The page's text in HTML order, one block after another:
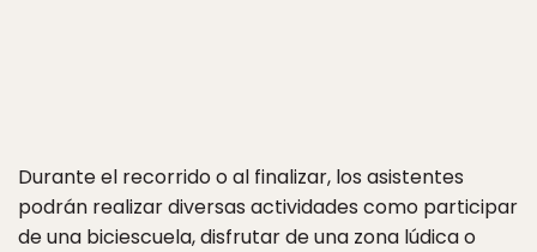
Durante el recorrido o al finalizar, los asistentes
podrán realizar diversas actividades como participar
de una biciescuela, disfrutar de una zona lúdica o